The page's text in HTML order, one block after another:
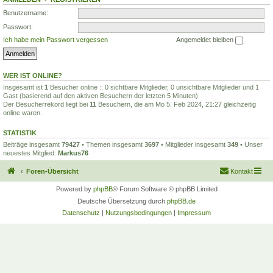
Benutzername:
Passwort:
Ich habe mein Passwort vergessen
Angemeldet bleiben
WER IST ONLINE?
Insgesamt ist 1 Besucher online :: 0 sichtbare Mitglieder, 0 unsichtbare Mitglieder und 1
Gast (basierend auf den aktiven Besuchern der letzten 5 Minuten)
Der Besucherrekord liegt bei 11 Besuchern, die am Mo 5. Feb 2024, 21:27 gleichzeitig
online waren.
STATISTIK
Beiträge insgesamt 79427 • Themen insgesamt 3697 • Mitglieder insgesamt 349 • Unser
neuestes Mitglied: Markus76
Foren-Übersicht Kontakt
Powered by phpBB® Forum Software © phpBB Limited
Deutsche Übersetzung durch phpBB.de
Datenschutz | Nutzungsbedingungen | Impressum